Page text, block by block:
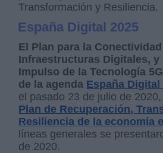
Transformación y Resiliencia.
España Digital 2025
El Plan para la
Infraestructuras Digitales, y
Impulso de la Tecnología
de la agenda España Digital
el pasado 23 de julio de 2020,
Plan de Recuperación,
Resiliencia de la economía
líneas generales se
de 2020.